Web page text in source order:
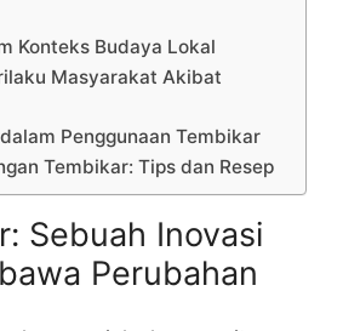
Konteks Budaya Lokal
Masyarakat Akibat
Penggunaan Tembikar
Tembikar: Tips dan Resep
Sebuah Inovasi
Perubahan